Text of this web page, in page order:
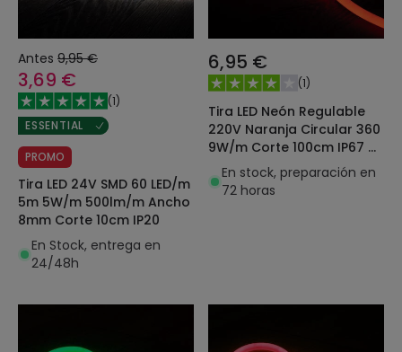
Antes 9,95 €
3,69 €
(1)
ESSENTIAL
PROMO
Tira LED 24V SMD 60 LED/m
5m 5W/m 500lm/m Ancho
8mm Corte 10cm IP20
En Stock, entrega en
24/48h
6,95 €
(1)
Tira LED Neón Regulable
220V Naranja Circular 360
9W/m Corte 100cm IP67 a
Medida
En stock, preparación en
72 horas